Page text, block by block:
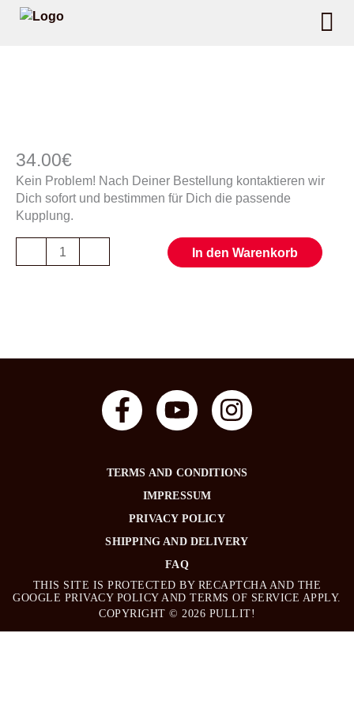
Zum
34.00€
Kein Problem! Nach Deiner Bestellung kontaktieren wir
Dich sofort und bestimmen für Dich die passende
Kupplung.
nicht
sicher.
Menge
In den Warenkorb
F
a
e
o
o
k
-
f
Y
o
t
u
b
e
I
n
t
r
a
m
TERMS AND CONDITIONS
IMPRESSUM
PRIVACY POLICY
SHIPPING AND DELIVERY
FAQ
THIS SITE IS PROTECTED BY RECAPTCHA AND THE
GOOGLE PRIVACY POLICYANDTERMS OF SERVICE APPLY.
COPYRIGHT © 2026 PULLIT!